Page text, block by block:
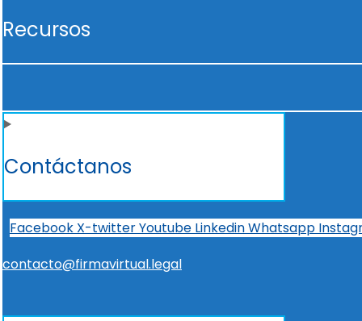
Recursos
Contáctanos
Facebook X-twitterYoutube LinkedinWhatsapp
contacto@firmavirtual.legal